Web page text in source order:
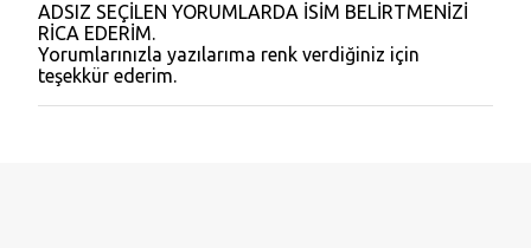
Y
o
r
u
m
ADSIZ SEÇİLEN YORUMLARDA İSİM BELİRTMENİZİ
RİCA EDERİM.
Yorumlarınızla yazılarıma renk verdiğiniz için
teşekkür ederim.